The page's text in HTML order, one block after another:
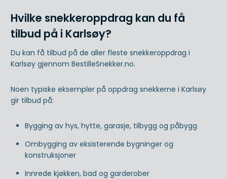
Hvilke snekkeroppdrag kan du få
tilbud på i Karlsøy?
Du kan få tilbud på de aller fleste snekkeroppdrag i
Karlsøy gjennom BestilleSnekker.no.
Noen typiske eksempler på oppdrag snekkerne i Karlsøy
gir tilbud på:
Bygging av hys, hytte, garasje, tilbygg og påbygg
Ombygging av eksisterende bygninger og
konstruksjoner
Innrede kjøkken, bad og garderober